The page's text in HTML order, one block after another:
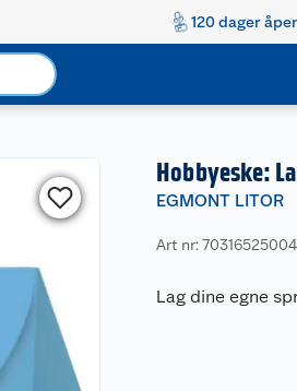
120 dager
Hobbyeske:
EGMONT LITOR
Art nr:
Lag dine egne